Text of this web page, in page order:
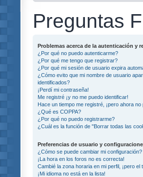
Preguntas
Problemas acerca de la autenticación y
¿Por qué no puedo autenticarme?
¿Por qué me tengo que registrar?
¿Por qué mi sesión de usuario expira
¿Cómo evito que mi nombre de usuario
identificados?
¡Perdí mi contraseña!
Me registré ¡y no me puedo identificar!
Hace un tiempo me registré, ¡pero ahora
¿Qué es COPPA?
¿Por qué no puedo registrarme?
¿Cuál es la función de "Borrar todas las
Preferencias de usuario y
¿Cómo se puede cambiar mi configuración?
¡La hora en los foros no es correcta!
Cambié la zona horaria en mi perfil, ¡pero
¡Mi idioma no está en la lista!